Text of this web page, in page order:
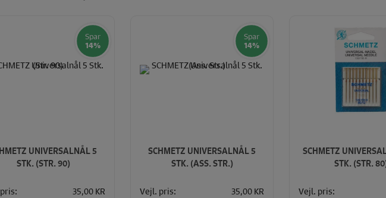
Spar
14%
UNIVERSALNÅL 5
STK. (STR. 90)
35,00 KR
Spar
14%
SCHMETZ UNIVERSALNÅL 5
STK. (ASS. STR.)
Vejl. pris:
35,00 KR
SCHMETZ
STK. (STR.
Vejl. pris: